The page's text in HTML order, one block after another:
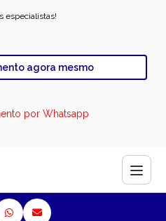
especialistas!
agora mesmo
por Whatsapp